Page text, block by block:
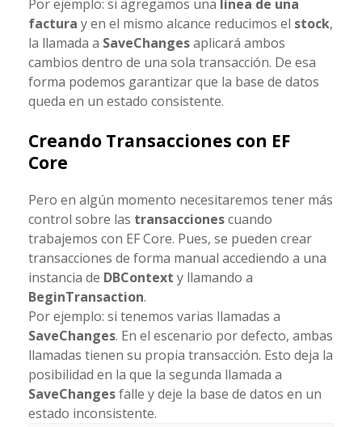
Por ejemplo: si agregamos una línea de una
factura y en el mismo alcance reducimos el stock,
la llamada a SaveChangesaplicará ambos
cambios dentro de una sola transacción. De esa
forma podemos garantizar que la base de datos
queda en un estado consistente.
Creando Transacciones con EF
Core
Pero en algún momento necesitaremos tener más
control sobre las transaccionescuando
trabajemos con EF Core. Pues, se pueden crear
transacciones de forma manual accediendo a una
instancia de DBContext y llamando a
BeginTransaction.
Por ejemplo: si tenemos varias llamadas a
SaveChanges. En el escenario por defecto, ambas
llamadas tienen su propia transacción. Esto deja la
posibilidad en la que la segunda llamada a
SaveChangesfalle y deje la base de datos en un
estado inconsistente.